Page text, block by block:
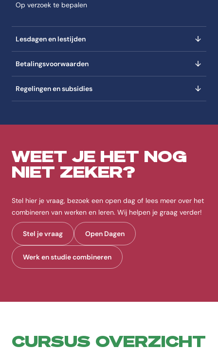
Op verzoek te bepalen
Lesdagen en lestijden
Betalingsvoorwaarden
Regelingen en subsidies
WEET JE HET NOG
NIET ZEKER?
Stel hier je vraag, bezoek een open dag of lees meer over het
combineren van werken en leren. Wij helpen je graag verder!
Stel je vraag Open Dagen
Werk en studie combineren
CURSUS OVERZICHT